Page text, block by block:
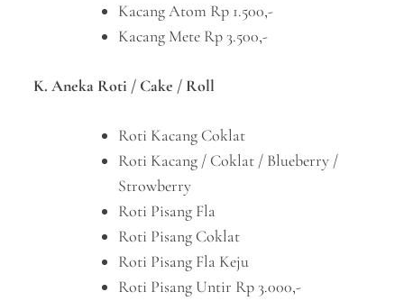
Kacang Atom Rp 1.500,-
Kacang Mete Rp 3.500,-
K. Aneka Roti / Cake / Roll
Roti Kacang Coklat
Roti Kacang / Coklat / Blueberry /
Strowberry
Roti Pisang Fla
Roti Pisang Coklat
Roti Pisang Fla Keju
Roti Pisang Untir Rp 3.000,-